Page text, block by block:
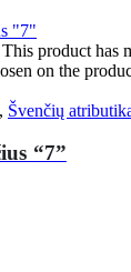
This product has
on the
, Švenčių
“7”